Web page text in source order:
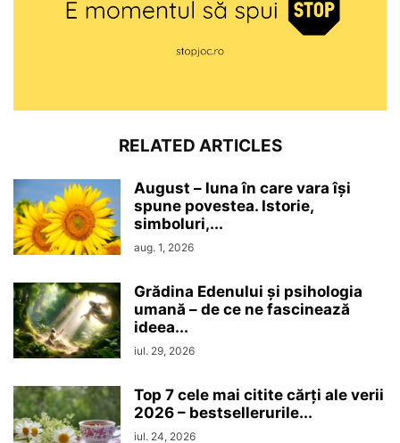
RELATED ARTICLES
August – luna în care vara își
spune povestea. Istorie,
simboluri,...
aug. 1, 2026
Grădina Edenului și psihologia
umană – de ce ne fascinează
ideea...
iul. 29, 2026
Top 7 cele mai citite cărți ale verii
2026 – bestsellerurile...
iul. 24, 2026